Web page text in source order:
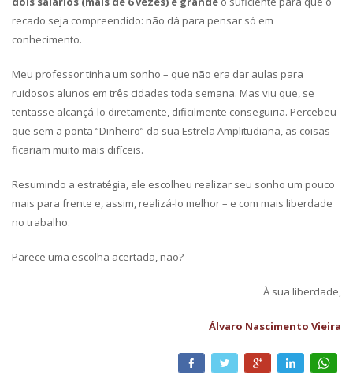
recado seja compreendido: não dá para pensar só em
conhecimento.
Meu professor tinha um sonho – que não era dar aulas para
ruidosos alunos em três cidades toda semana. Mas viu que, se
tentasse alcançá-lo diretamente, dificilmente conseguiria. Percebeu
que sem a ponta “Dinheiro” da sua Estrela Amplitudiana, as coisas
ficariam muito mais difíceis.
Resumindo a estratégia, ele escolheu realizar seu sonho um pouco
mais para frente e, assim, realizá-lo melhor – e com mais liberdade
no trabalho.
Parece uma escolha acertada, não?
À sua liberdade,
Álvaro Nascimento Vieira
Facebook Twitter Google+ LinkedIn